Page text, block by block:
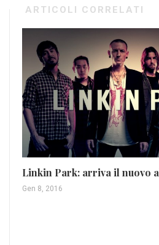
ARTICOLI CORRELATI
Linkin Park: arriva il nuovo
Gen 8, 2016